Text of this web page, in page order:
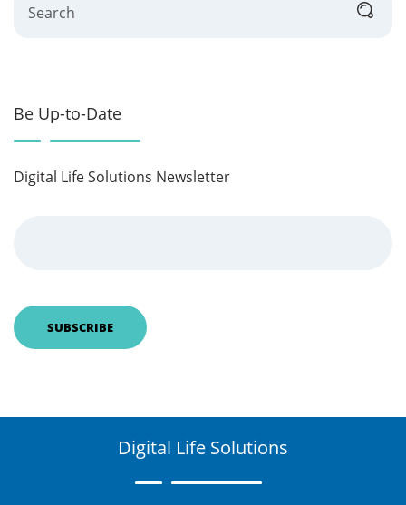
Be Up-to-Date
Digital Life Solutions Newsletter
Digital Life Solutions